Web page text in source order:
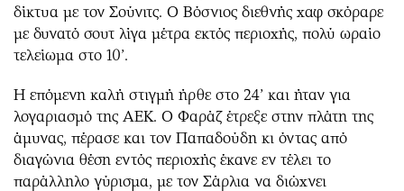
δίκτυα με τον Σούνιτς. Ο Βόσνιος διεθνής χαφ σκόραρε
με δυνατό σουτ λίγα μέτρα εκτός περιοχής, πολύ ωραίο
τελείωμα στο 10’.
Η επόμενη καλή στιγμή ήρθε στο 24’ και ήταν για
λογαριασμό της ΑΕΚ. Ο Φαράζ έτρεξε στην πλάτη της
άμυνας, πέρασε και τον Παπαδούδη κι όντας από
διαγώνια θέση εντός περιοχής έκανε εν τέλει το
παράλληλο γύρισμα, με τον Σάρλια να διώχνει